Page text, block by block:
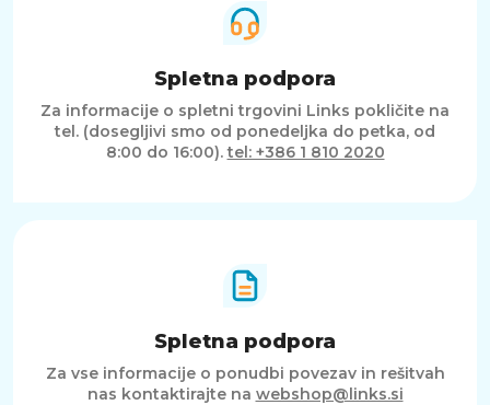
Spletna podpora
Za informacije o spletni trgovini Links pokličite na
tel. (dosegljivi smo od ponedeljka do petka, od
8:00 do 16:00).tel: +386 1 810 2020
Spletna podpora
Za vse informacije o ponudbi povezav in rešitvah
nas kontaktirajte na webshop@links.si